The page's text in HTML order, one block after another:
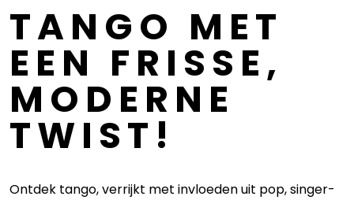
TANGO MET
EEN FRISSE,
MODERNE
TWIST!
Ontdek tango, verrijkt met invloeden uit pop, singer-